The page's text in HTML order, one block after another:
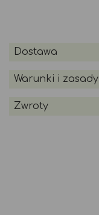
Dostawa
Warunki i zasady
Zwroty